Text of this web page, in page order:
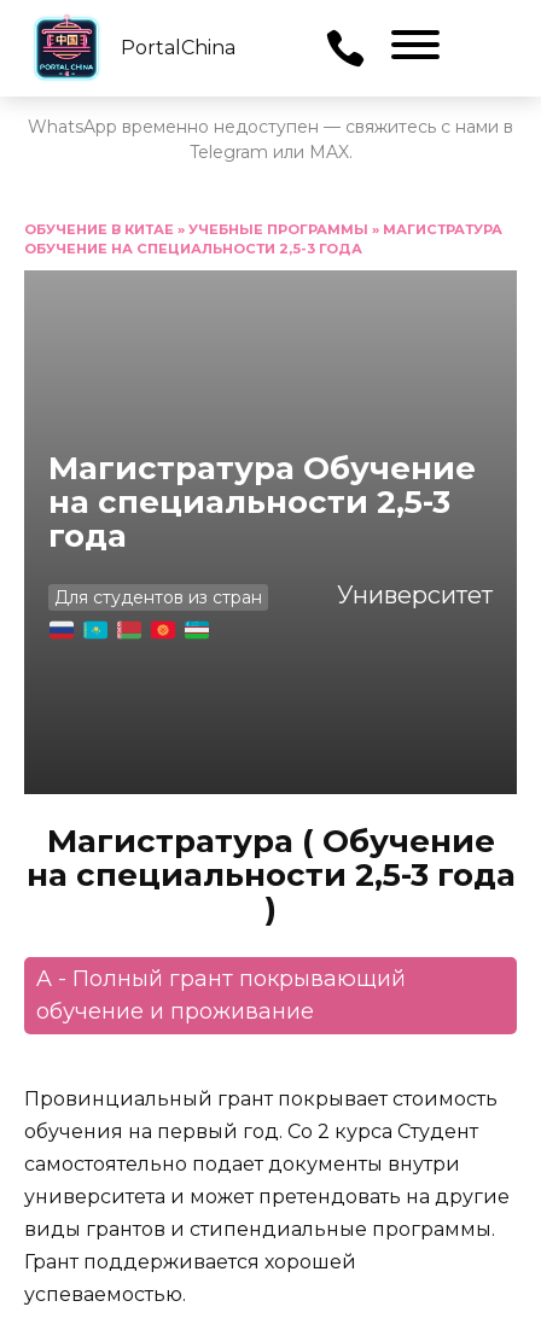
PortalChina
WhatsApp временно недоступен — свяжитесь с нами в
Telegram или MAX.
содержанию
ОБУЧЕНИЕ В КИТАЕ » УЧЕБНЫЕ ПРОГРАММЫ » МАГИСТРАТУРА
ОБУЧЕНИЕ НА СПЕЦИАЛЬНОСТИ 2,5-3 ГОДА
Магистратура Обучение
на специальности 2,5-3
года
Для студентов из стран Университет
Магистратура ( Обучение
на специальности 2,5-3 года
)
A - Полный грант покрывающий
обучение и проживание
Провинциальный грант покрывает стоимость
обучения на первый год. Со 2 курса Студент
самостоятельно подает документы внутри
университета и может претендовать на другие
виды грантов и стипендиальные программы.
Грант поддерживается хорошей
успеваемостью.